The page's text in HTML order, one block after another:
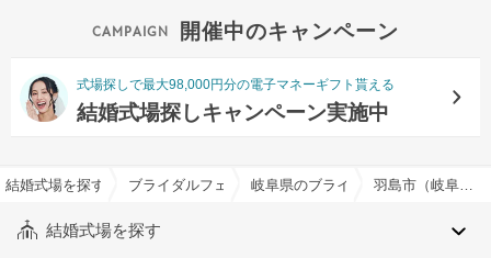
開催中のキャンペーン
式場探しで最大98,000円分の電子マネーギフト貰える
結婚式場探しキャンペーン実施中
結婚式場を探すならハナユメブライダルフェア検索岐阜県のブライダルフェア一覧 羽島市（岐阜県）のブライダルフェア一覧
結婚式場を探す